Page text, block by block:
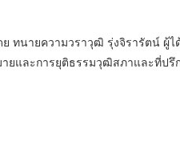
ทนายความวราวุฒิ รุ่งจิรารัตน์ ผู้ไ
ายและการยุติธรรมวุฒิสภาและที่ป